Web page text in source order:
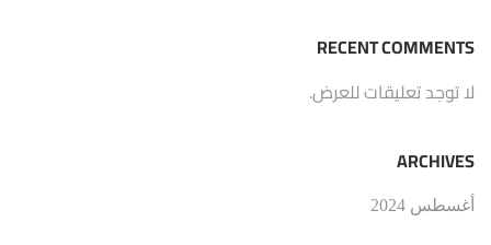
RECENT COMMENTS
لا توجد تعليقات للعرض.
ARCHIVES
أغسطس 2024